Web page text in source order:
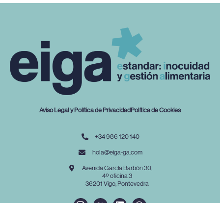
Aviso Legal y Política de Privacidad Política de Cookies
+34 986 120 140
hola@eiga-ga.com
Avenida García Barbón 30,
4º oficina 3
36201 Vigo, Pontevedra